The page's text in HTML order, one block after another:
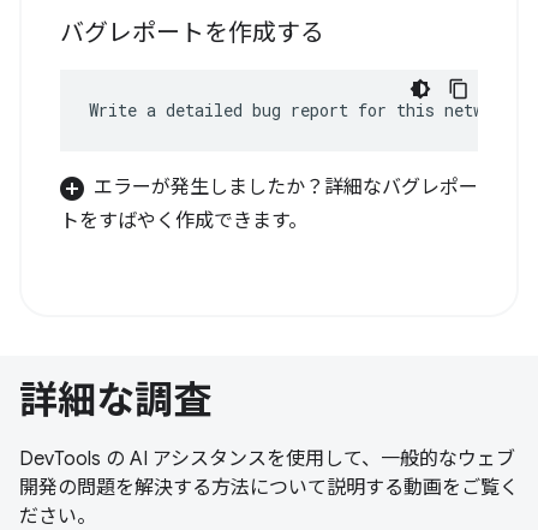
バグレポートを作成する
Write a detailed bug report for this network
エラーが発生しましたか？詳細なバグレポー
トをすばやく作成できます。
詳細な調査
DevTools の AI アシスタンスを使用して、一般的なウェブ
開発の問題を解決する方法について説明する動画をご覧く
ださい。